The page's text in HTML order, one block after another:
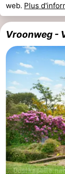
web. Plus
Vroonweg -